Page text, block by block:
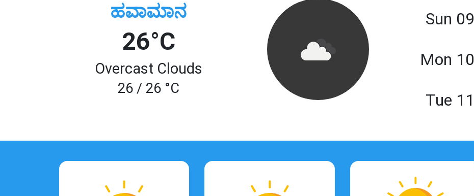
ಹವಾಮಾನ
26°C
Overcast Clouds
26 / 26 °C
Sun 09
Mon 10
Tue 11